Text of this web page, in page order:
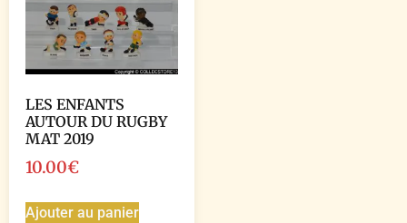
LES ENFANTS
AUTOUR DU RUGBY
MAT 2019
10.00€
Ajouter au panier